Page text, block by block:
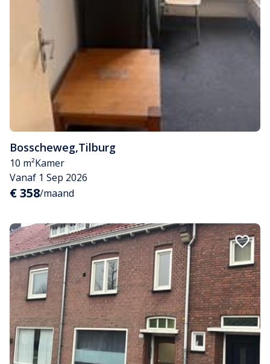
Bosscheweg,Tilburg
10 m²Kamer
Vanaf 1 Sep 2026
€ 358/maand